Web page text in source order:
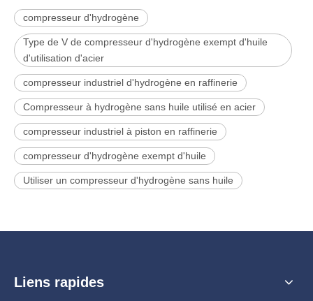
compresseur d'hydrogène
Type de V de compresseur d'hydrogène exempt d'huile
d'utilisation d'acier
compresseur industriel d'hydrogène en raffinerie
Compresseur à hydrogène sans huile utilisé en acier
compresseur industriel à piston en raffinerie
compresseur d'hydrogène exempt d'huile
Utiliser un compresseur d'hydrogène sans huile
Liens rapides